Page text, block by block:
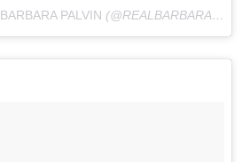
BARBARA PALVIN (@REALBARBARAPALVIN) ON